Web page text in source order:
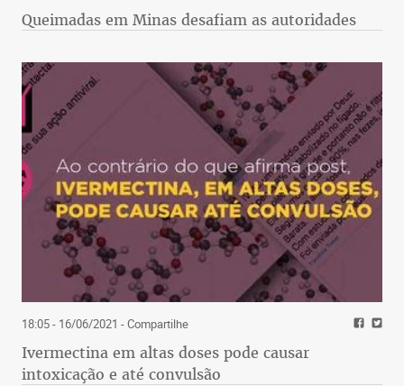
Queimadas em Minas desafiam as autoridades
18:05 - 16/06/2021 - Compartilhe
Ivermectina em altas doses pode causar
intoxicação e até convulsão